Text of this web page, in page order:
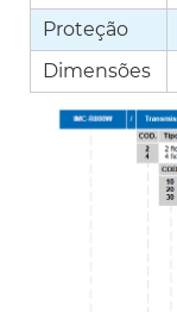
Proteção
Dimensões